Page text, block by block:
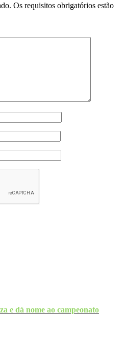
Os requisitos obrigatórios estão
e dá nome ao campeonato